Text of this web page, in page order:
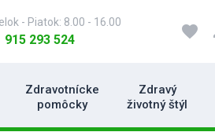
- Piatok: 8.00 - 16.00
915 293 524 favorite
Zdravotnícke
pomôcky
Zdravý
životný štýl